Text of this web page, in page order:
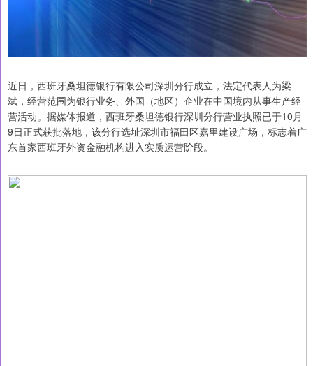
近日，西班牙桑坦德银行有限公司深圳分行成立，法定代表人为梁
斌，经营范围为银行业务、外国（地区）企业在中国境内从事生产经
营活动。据媒体报道，西班牙桑坦德银行深圳分行营业执照已于10月
9日正式获批落地，该分行选址深圳市福田区嘉里建设广场，标志着广
东首家西班牙外资金融机构进入实质运营阶段。